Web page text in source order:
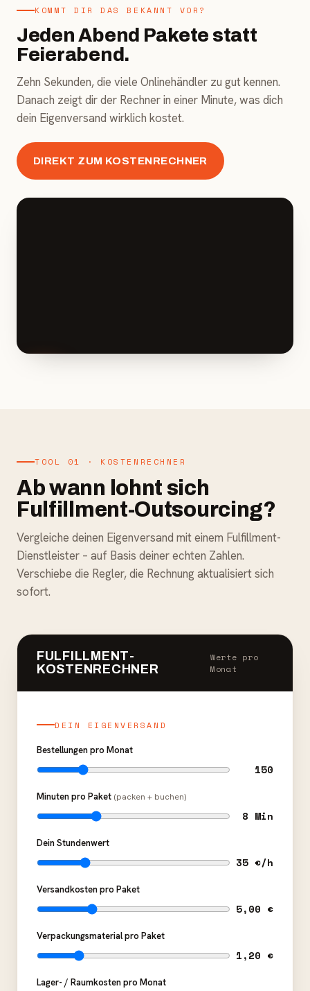
KOMMT DIR DAS BEKANNT VOR?
Jeden Abend Pakete statt
Feierabend.
Zehn Sekunden, die viele Onlinehändler zu gut kennen.
Danach zeigt dir der Rechner in einer Minute, was dich
dein Eigenversand wirklich kostet.
DIREKT ZUM KOSTENRECHNER
TOOL 01 · KOSTENRECHNER
Ab wann lohnt sich
Fulfillment-Outsourcing?
Vergleiche deinen Eigenversand mit einem Fulfillment-
Dienstleister – auf Basis deiner echten Zahlen.
Verschiebe die Regler, die Rechnung aktualisiert sich
sofort.
FULFILLMENT-
KOSTENRECHNER
Werte pro
Monat
DEIN EIGENVERSAND
Bestellungen pro Monat
150
Minuten pro Paket (packen + buchen)
8 Min
Dein Stundenwert
35 €/h
Versandkosten pro Paket
5,00 €
Verpackungsmaterial pro Paket
1,20 €
Lager- / Raumkosten pro Monat